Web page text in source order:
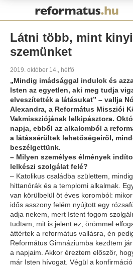
Látni több, mint
szemünket
2019. október 14., hétfő
„Mindig imádsággal indulok és
Isten az egyetlen, aki meg tudja
elveszítették a látásukat” – vallja
Alexandra, a Református Missziói
Vakmissziójának lelkipásztora.
napja, ebből az alkalomból a
a látássérültek lehetőségeiről,
beszélgettünk.
– Milyen személyes élmények
lelkészi szolgálat felé?
– Katolikus családba születtem,
hittanórák és a templomi alkalmak.
van körülbelül öt éves koromból:
idős asszony felém nyújtott egy
adja nekem, mert Istent fogom
tudtam, mit is jelent ez, örömmel
áttértek a református vallásra, én
Református Gimnáziumba kezdtem
a napjaim. Akkor éreztem először,
már Isten hívogat. Végül a